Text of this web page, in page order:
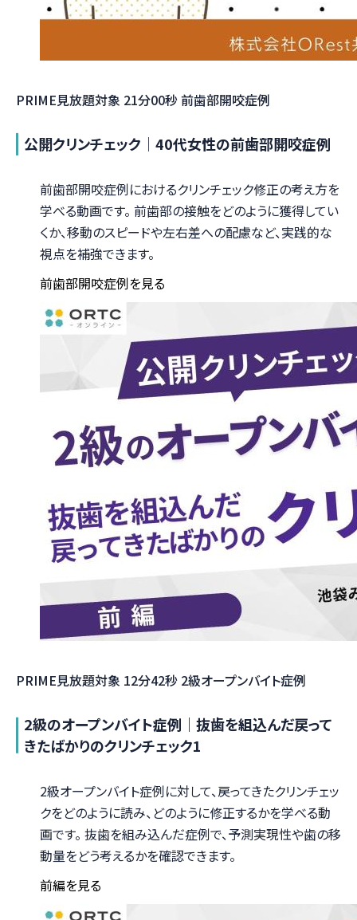
PRIME見放題対象 21分00秒前歯部開咬症例
公開クリンチェック｜40代女性の前歯部開咬症例
前歯部開咬症例におけるクリンチェック修正の考え方を
学べる動画です。 前歯部の接触をどのように獲得してい
くか、移動のスピードや左右差への配慮など、実践的な
視点を補強できます。
前歯部開咬症例を見る
PRIME見放題対象 12分42秒 2級オープンバイト症例
2級のオープンバイト症例｜抜歯を組込んだ戻って
きたばかりのクリンチェック1
2級オープンバイト症例に対して、戻ってきたクリンチェッ
クをどのように読み、どのように修正するかを学べる動
画です。 抜歯を組み込んだ症例で、予測実現性や歯の移
動量をどう考えるかを確認できます。
前編を見る